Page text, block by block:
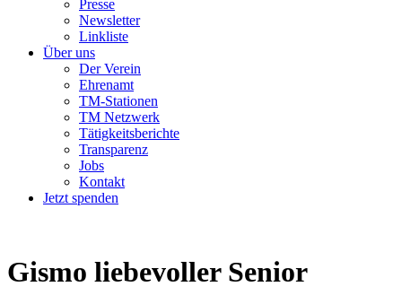
Presse
Newsletter
Linkliste
Über uns
Der Verein
Ehrenamt
TM-Stationen
TM Netzwerk
Tätigkeitsberichte
Transparenz
Jobs
Kontakt
Jetzt spenden
Gismo liebevoller Senior